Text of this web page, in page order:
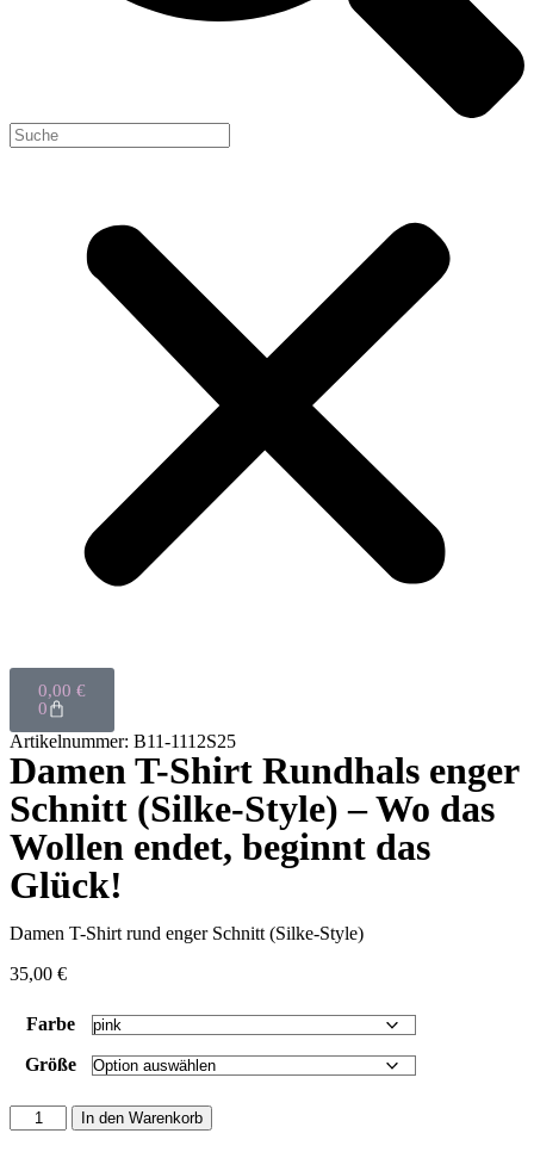
0,00 €
0
Artikelnummer: B11-1112S25
Damen T-Shirt Rundhals enger
Schnitt (Silke-Style) – Wo das
Wollen endet, beginnt das
Glück!
Damen T-Shirt rund enger Schnitt (Silke-Style)
35,00 €
Farbe
Größe
In den Warenkorb